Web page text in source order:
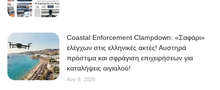
Coastal Enforcement Clampdown: «Σαφάρι»
ελέγχων στις ελληνικές ακτές! Αυστηρά
πρόστιμα και σφράγιση επιχειρήσεων για
καταλήψεις αιγιαλού!
Αυγ 8, 2026